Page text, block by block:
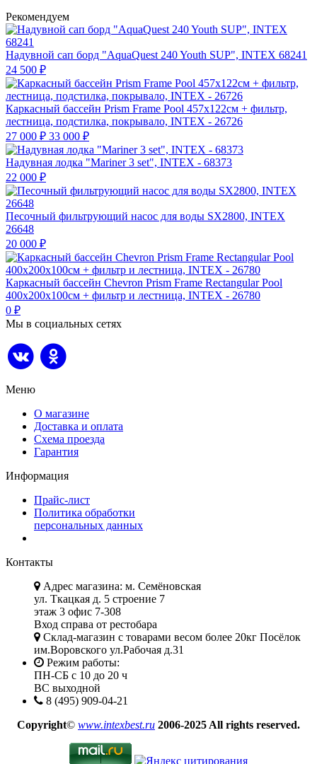
Рекомендуем
Надувной сап борд "AquaQuest 240 Youth SUP", INTEX 68241
24 500 ₽
Каркасный бассейн Prism Frame Pool 457х122см + фильтр,
лестница, подстилка, покрывало, INTEX - 26726
27 000 ₽ 33 000 ₽
Надувная лодка "Mariner 3 set", INTEX - 68373
22 000 ₽
Песочный фильтрующий насос для воды SX2800, INTEX
26648
20 000 ₽
Каркасный бассейн Chevron Prism Frame Rectangular Pool
400х200х100см + фильтр и лестница, INTEX - 26780
0 ₽
Мы в социальных сетях
Меню
О магазине
Доставка и оплата
Схема проезда
Гарантия
Информация
Прайс-лист
Политика обработки
персональных данных
Контакты
Адрес магазина: м. Семёновская
ул. Ткацкая д. 5 строение 7
этаж 3 офис 7-308
Вход справа от рестобара
Склад-магазин с товарами весом более 20кг Посёлок
им.Воровского ул.Рабочая д.31
Режим работы:
ПН-СБ с 10 до 20 ч
ВС выходной
8 (495) 909-04-21
Copyright© www.intexbest.ru 2006-2025 All rights reserved.